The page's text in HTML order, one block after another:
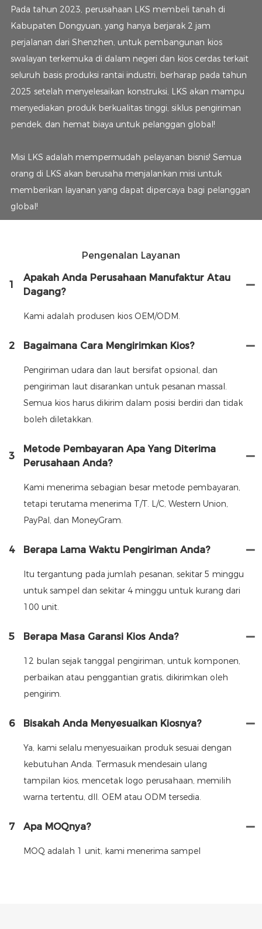
Pada tahun 2023, perusahaan LKS membeli tanah di
Kabupaten Dongyuan, yang hanya berjarak 2 jam
perjalanan dari Shenzhen, untuk pembangunan kios
swalayan terkemuka di dalam negeri dan kios cerdas terkait
seluruh basis produksi rantai industri, berharap pada tahun
2025 setelah menyelesaikan konstruksi, LKS akan mampu
menyediakan produk berkualitas tinggi, siklus pengiriman
pendek, dan hemat biaya untuk pelanggan global!
Misi LKS adalah mempermudah pelayanan bisnis! Semua
orang di LKS akan berusaha menjalankan misi untuk
memberikan layanan yang dapat dipercaya bagi pelanggan
global!
Pengenalan Layanan
1
Apakah Anda Perusahaan Manufaktur Atau
Dagang?
Kami adalah produsen kios OEM/ODM.
2 Bagaimana Cara Mengirimkan Kios?
Pengiriman udara dan laut bersifat opsional, dan
pengiriman laut disarankan untuk pesanan massal.
Semua kios harus dikirim dalam posisi berdiri dan tidak
boleh diletakkan.
3
Metode Pembayaran Apa Yang Diterima
Perusahaan Anda?
Kami menerima sebagian besar metode pembayaran,
tetapi terutama menerima T/T. L/C, Western Union,
PayPal, dan MoneyGram.
4 Berapa Lama Waktu Pengiriman Anda?
Itu tergantung pada jumlah pesanan, sekitar 5 minggu
untuk sampel dan sekitar 4 minggu untuk kurang dari
100 unit.
5 Berapa Masa Garansi Kios Anda?
12 bulan sejak tanggal pengiriman, untuk komponen,
perbaikan atau penggantian gratis, dikirimkan oleh
pengirim.
6 Bisakah Anda Menyesuaikan Kiosnya?
Ya, kami selalu menyesuaikan produk sesuai dengan
kebutuhan Anda. Termasuk mendesain ulang
tampilan kios, mencetak logo perusahaan, memilih
warna tertentu, dll. OEM atau ODM tersedia.
7 Apa MOQnya?
MOQ adalah 1 unit, kami menerima sampel